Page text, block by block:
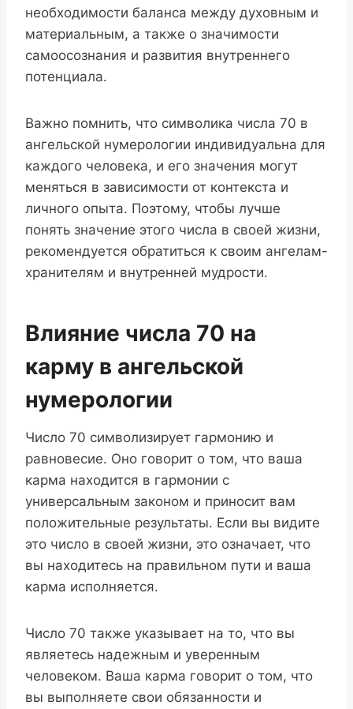
необходимости баланса между духовным и
материальным, а также о значимости
самоосознания и развития внутреннего
потенциала.
Важно помнить, что символика числа 70 в
ангельской нумерологии индивидуальна для
каждого человека, и его значения могут
меняться в зависимости от контекста и
личного опыта. Поэтому, чтобы лучше
понять значение этого числа в своей жизни,
рекомендуется обратиться к своим ангелам-
хранителям и внутренней мудрости.
Влияние числа 70 на
карму в ангельской
нумерологии
Число 70 символизирует гармонию и
равновесие. Оно говорит о том, что ваша
карма находится в гармонии с
универсальным законом и приносит вам
положительные результаты. Если вы видите
это число в своей жизни, это означает, что
вы находитесь на правильном пути и ваша
карма исполняется.
Число 70 также указывает на то, что вы
являетесь надежным и уверенным
человеком. Ваша карма говорит о том, что
вы выполняете свои обязанности и